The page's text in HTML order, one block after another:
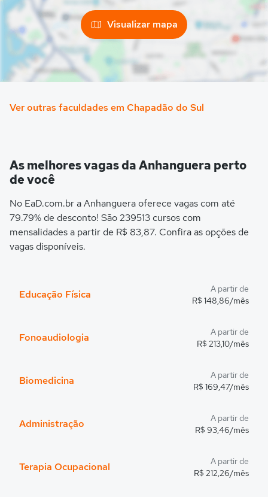
Visualizar mapa
Ver outras faculdades em Chapadão do Sul
As melhores vagas da Anhanguera perto
de você
No EaD.com.br a Anhanguera oferece vagas com até
79.79% de desconto! São 239513 cursos com
mensalidades a partir de R$ 83,87. Confira as opções de
vagas disponíveis.
Educação Física
A partir de
R$ 148,86/mês
Fonoaudiologia
A partir de
R$ 213,10/mês
Biomedicina
A partir de
R$ 169,47/mês
Administração
A partir de
R$ 93,46/mês
Terapia Ocupacional
A partir de
R$ 212,26/mês